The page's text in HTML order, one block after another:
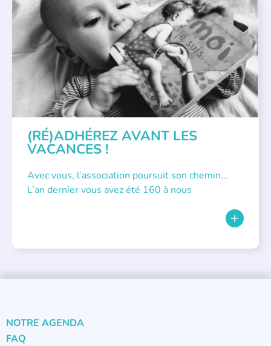
APPEL À SOUTIEN
(RÉ)ADHÉREZ AVANT LES
VACANCES !
Avec vous, l’association poursuit son chemin…
L’an dernier vous avez été 160 à nous
NOTRE AGENDA
FAQ